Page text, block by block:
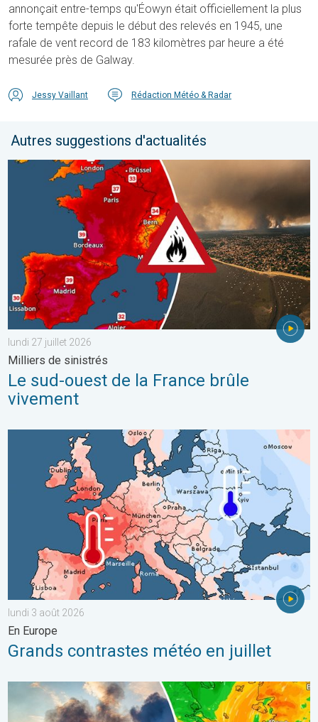
annonçait entre-temps qu'Éowyn était officiellement la plus
forte tempête depuis le début des relevés en 1945, une
rafale de vent record de 183 kilomètres par heure a été
mesurée près de Galway.
Jessy Vaillant Rédaction Météo & Radar
Autres suggestions d'actualités
Le sud-ouest de la France brûle vivement. Milliers de sinistrés.
lundi 27 juillet 2026
Milliers de sinistrés
Le sud-ouest de la France brûle
vivement
Grands contrastes météo en juillet. En Europe. . . lundi 3 août
lundi 3 août 2026
En Europe
Grands contrastes météo en juillet
Des feux font rage en Europe du Sud. Chaleur et vent fort. . .